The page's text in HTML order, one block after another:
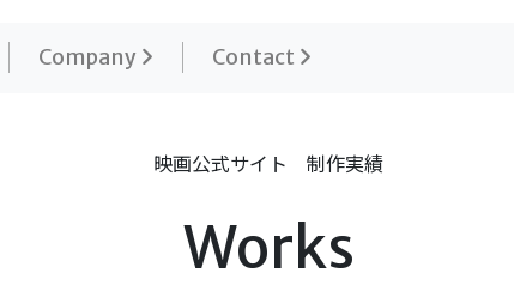
Company Contact
映画公式サイト 制作実績
Works